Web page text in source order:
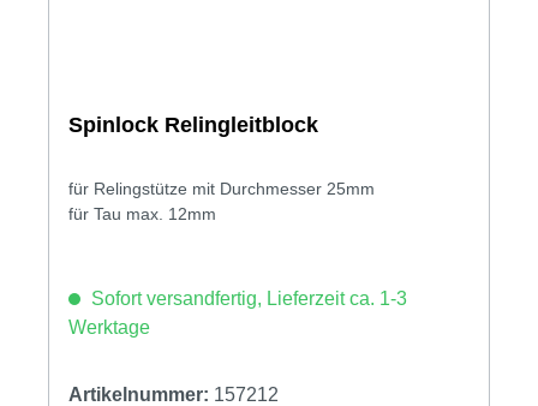
Spinlock Relingleitblock
für Relingstütze mit Durchmesser 25mm
für Tau max. 12mm
Sofort versandfertig, Lieferzeit ca. 1-3
Werktage
Artikelnummer: 157212